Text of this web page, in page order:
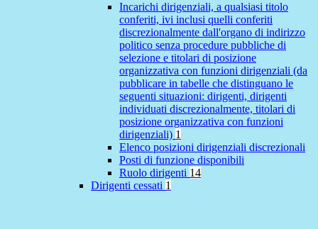
Incarichi dirigenziali, a qualsiasi titolo
conferiti, ivi inclusi quelli conferiti
discrezionalmente dall'organo di indirizzo
politico senza procedure pubbliche di
selezione e titolari di posizione
organizzativa con funzioni dirigenziali (da
pubblicare in tabelle che distinguano le
seguenti situazioni: dirigenti, dirigenti
individuati discrezionalmente, titolari di
posizione organizzativa con funzioni
dirigenziali) 1
Elenco posizioni dirigenziali discrezionali
Posti di funzione disponibili
Ruolo dirigenti 14
Dirigenti cessati 1